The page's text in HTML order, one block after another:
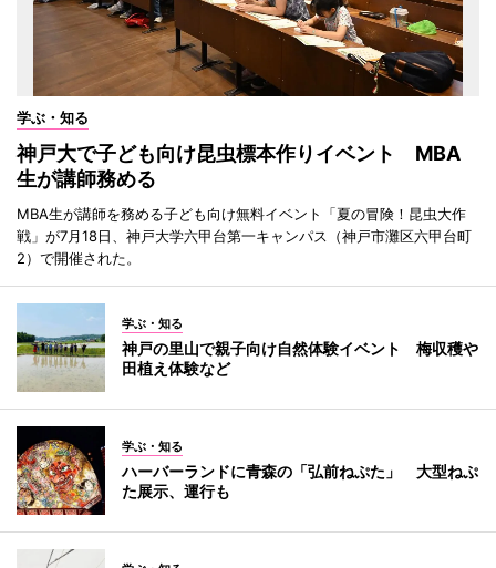
学ぶ・知る
神戸大で子ども向け昆虫標本作りイベント MBA
生が講師務める
MBA生が講師を務める子ども向け無料イベント「夏の冒険！昆虫大作
戦」が7月18日、神戸大学六甲台第一キャンパス（神戸市灘区六甲台町
2）で開催された。
学ぶ・知る
神戸の里山で親子向け自然体験イベント 梅収穫や
田植え体験など
学ぶ・知る
ハーバーランドに青森の「弘前ねぷた」 大型ねぷ
た展示、運行も